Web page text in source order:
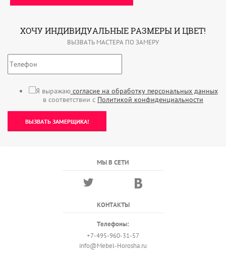
ХОЧУ ИНДИВИДУАЛЬНЫЕ РАЗМЕРЫ И ЦВЕТ!
ВЫЗВАТЬ МАСТЕРА ПО ЗАМЕРУ
Я выражаюсогласие на обработку персональных данных
в соответствии с Политикой конфиденциальности
ВЫЗВАТЬ ЗАМЕРЩИКА!
МЫ В СЕТИ
КОНТАКТЫ
Телефоны:
+7-495-960-31-57
info@Mebel-Horosha.ru